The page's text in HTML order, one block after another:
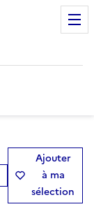
Ajouter
à ma
sélection